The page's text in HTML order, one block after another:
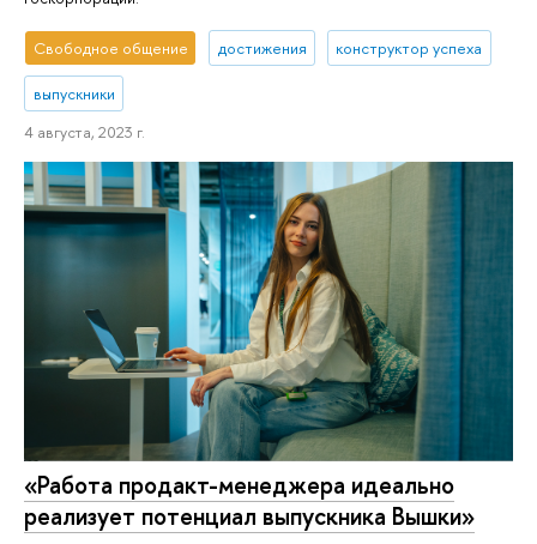
Свободное общение достижения конструктор успеха
выпускники
4 августа, 2023 г.
«Работа продакт-менеджера идеально
реализует потенциал выпускника Вышки»